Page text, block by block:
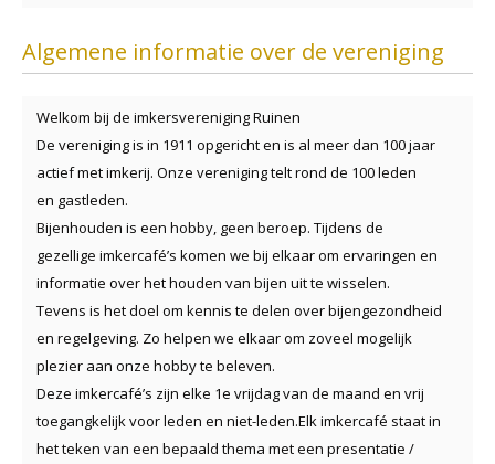
Algemene informatie over de vereniging
Welkom bij de imkersvereniging Ruinen
De vereniging is in 1911 opgericht en is al meer dan 100 jaar
actief met imkerij. Onze vereniging telt rond de 100 leden
en gastleden.
Bijenhouden is een hobby, geen beroep. Tijdens de
gezellige imkercafé’s komen we bij elkaar om ervaringen en
informatie over het houden van bijen uit te wisselen.
Tevens is het doel om kennis te delen over bijengezondheid
en regelgeving. Zo helpen we elkaar om zoveel mogelijk
plezier aan onze hobby te beleven.
Deze imkercafé’s zijn elke 1e vrijdag van de maand en vrij
toegangkelijk voor leden en niet-leden.Elk imkercafé staat in
het teken van een bepaald thema met een presentatie /